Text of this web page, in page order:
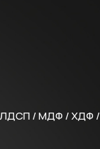
ЛДСП / МДФ / ХДФ /